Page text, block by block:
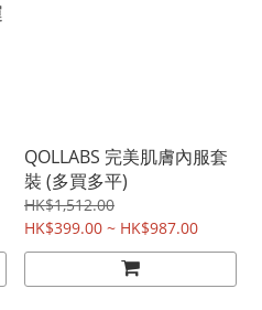
QOLLABS 完美肌膚內服套
裝 (多買多平)
HK$1,512.00
HK$399.00 ~ HK$987.00